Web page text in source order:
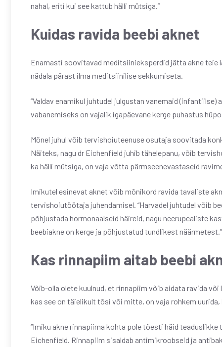
nahal, eriti kui see kattub hälli mütsiga.”
Kuidas ravida beebi aknet
Enamasti soovitavad meditsiinieksperdid jätta akne teie
nädala pärast ilma meditsiinilise sekkumiseta.
“Valdav enamikul juhtudel julgustan vanemaid
vabanemiseks on vajalik igapäevane kerge puhastus
Mõnel juhul võib tervishoiuteenuse osutaja soovitada
Näiteks, nagu dr Eichenfield juhib tähelepanu, võib
ka hälli mütsiga, on vaja võtta pärmseenevastaseid
Imikutel esinevat aknet võib mõnikord ravida tavaliste
tervishoiutöötaja juhendamisel. “Harvadel juhtudel võib
põhjustada hormonaalseid häireid, nagu neerupealiste
beebiakne on kerge ja põhjustatud tundlikest näärmetest.”
Kas rinnapiim aitab beebi
Võib-olla olete kuulnud, et rinnapiim võib aidata ravida
kas see on täielikult tõsi või mitte, on vaja rohkem
“Imiku akne rinnapiima kohta pole tõesti häid teaduslikke
Eichenfield. Rinnapiim sisaldab antimikroobseid ja